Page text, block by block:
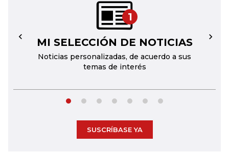
1
MI SELECCIÓN DE NOTICIAS
Noticias personalizadas, de acuerdo a sus
temas de interés
← →
SUSCRÍBASE YA